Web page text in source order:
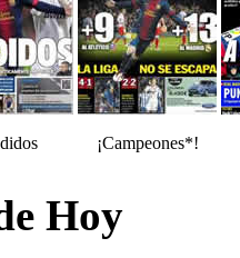
¡Campeones*!
Hoy